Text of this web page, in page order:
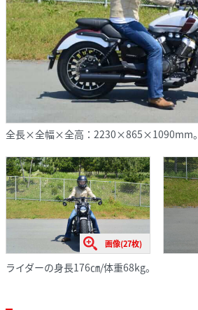
全長×全幅×全高：2230×865×1090mm。
画像(27枚)
ライダーの身長176㎝/体重68kg。